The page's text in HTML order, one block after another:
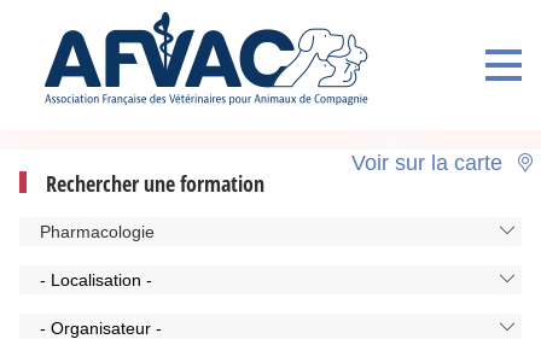
Rechercher une formation
Voir sur la carte
Pharmacologie
- Localisation -
- Organisateur -